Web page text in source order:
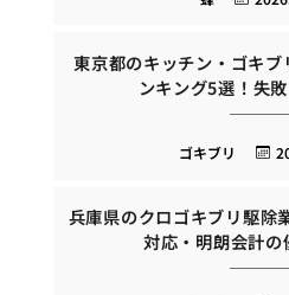
東京都のキッチン・ゴキ
ンキング5選！失
ゴキブリ
兵庫県のクロゴキブリ駆除
対応・明朗会計の